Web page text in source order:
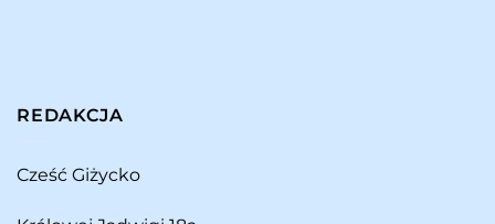
REDAKCJA
Cześć Giżycko